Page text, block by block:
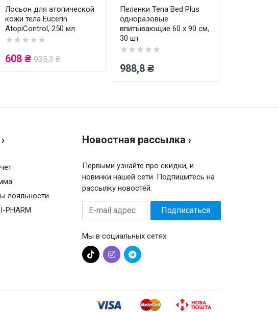
Отправить
Лосьон для атопической
кожи тела Eucerin
AtopiControl, 250 мл
★★★★★
608 ₴ 935,3 ₴
Пеленки Tena Bed Plus
одноразовые
впитывающие 60 x 90 см,
30 шт
★★★★★
988,8 ₴
лояльности
PHARM
Новостная рассылка ›
Первыми узнайте про скидки, и
новинки нашей сети. Подпишитесь на
рассылку новостей.
E-
mail
адрес
Подписаться
Мы в социальных сетях